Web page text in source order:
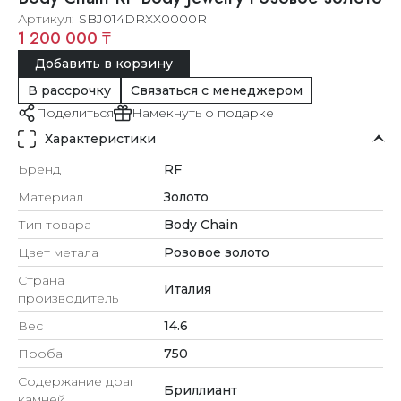
Артикул SBJ014DRXX0000R
1 200 000 ₸
Добавить в корзину
В рассрочку
Связаться с менеджером
Поделиться
Намекнуть о подарке
Характеристики
Бренд
RF
Материал
Золото
Тип товара
Body Chain
Цвет метала
Розовое золото
Страна
производитель
Италия
Вес
14.6
Проба
750
Содержание драг
Бриллиант